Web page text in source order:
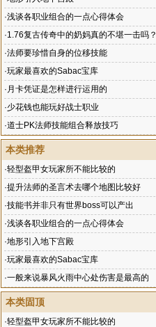
·浅谈各职业组合的一点心得体会
·1.76复古传奇中的奶妈真的不堪一击吗？
·法师要珍惜自身的位移技能
·玩家最喜欢的Sabac宝库
· 月卡凭证是怎样进行运用的
·少花钱也能玩好战士职业
·道士PK法师技能组合释放技巧
本类推荐
·轻型盔甲女玩家所不能比较的
·提升法师的圣言术去哪个地图比较好
·技能书并非只有世界boss可以产出
·浅谈各职业组合的一点心得体会
·地形引入地下宫殿
·玩家最喜欢的Sabac宝库
·一般来说暴风火雨中心处伤害是最高的
本类固顶
·轻型盔甲女玩家所不能比较的